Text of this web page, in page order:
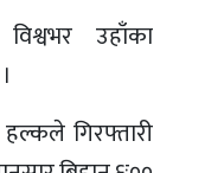
उहाँका
गिरफ्तारी